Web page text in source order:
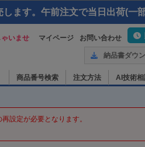
ます。午前注文で当日出荷(一
いませ マイページ お問い合わせ
納品書ダウ
商品番号検索 注文方法 AI技術相
設定が必要となります。